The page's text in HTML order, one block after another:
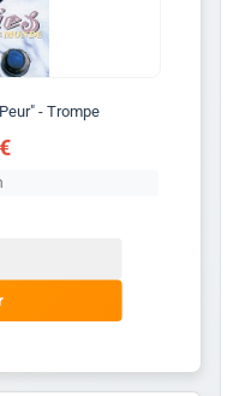
- Trompe